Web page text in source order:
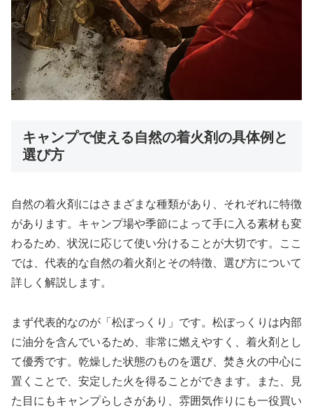
キャンプで使える自然の着火剤の具体例と
選び方
自然の着火剤にはさまざまな種類があり、それぞれに特徴
があります。キャンプ場や季節によって手に入る素材も変
わるため、状況に応じて使い分けることが大切です。ここ
では、代表的な自然の着火剤とその特徴、選び方について
詳しく解説します。
まず代表的なのが「松ぼっくり」です。松ぼっくりは内部
に油分を含んでいるため、非常に燃えやすく、着火剤とし
て優秀です。乾燥した状態のものを選び、焚き火の中心に
置くことで、安定した火を得ることができます。また、見
た目にもキャンプらしさがあり、雰囲気作りにも一役買い